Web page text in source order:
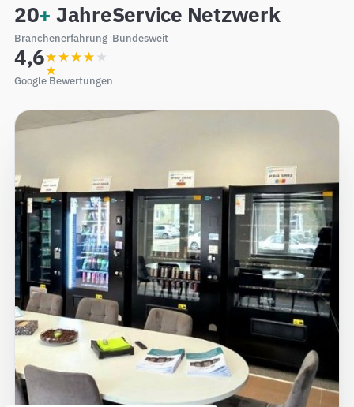
20+ Jahre
Branchenerfahrung
Service Netzwerk
Bundesweit
4,6★★★★★
★★★★
★
Google Bewertungen